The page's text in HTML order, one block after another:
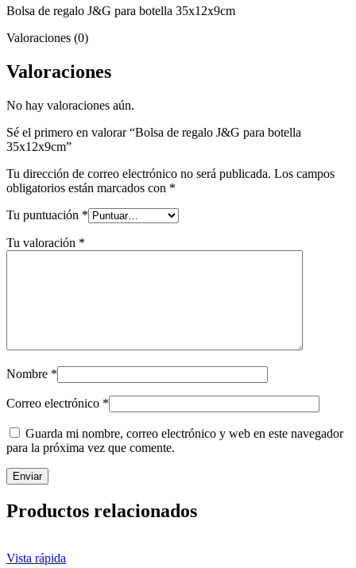
Bolsa de regalo J&G para botella 35x12x9cm
Valoraciones (0)
Valoraciones
No hay valoraciones aún.
Sé el primero en valorar “Bolsa de regalo J&G para botella
35x12x9cm”
Tu dirección de correo electrónico no será publicada. Los campos
obligatorios están marcados con *
Tu puntuación *
Tu valoración *
Nombre *
Correo electrónico *
Guarda mi nombre, correo electrónico y web en este navegador
para la próxima vez que comente.
Productos relacionados
Vista rápida